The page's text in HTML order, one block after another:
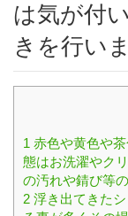
は気が付
きを行い
1 赤色や黄色や
態はお洗濯やク
の汚れや錆び等
2 浮き出てきた